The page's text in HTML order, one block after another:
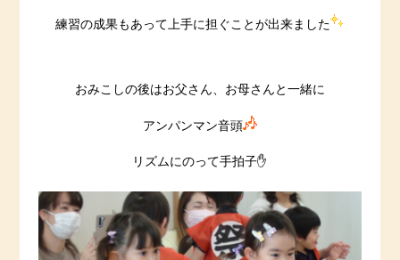
練習の成果もあって上手に担ぐことが出来ました
おみこしの後はお父さん、お母さんと一緒に
アンパンマン音頭
リズムにのって手拍子✋